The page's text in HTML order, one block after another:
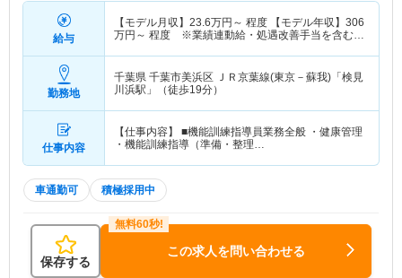
給与
【モデル月収】 23.6万円～ 程度 【モデル年収】 306
万円～ 程度 ※業績連動給・処遇改善手当を含む概
勤務地
千葉県 千葉市美浜区 ＪＲ京葉線(東京－蘇我)「検見
川浜駅」（徒歩19分）
仕事内容
【仕事内容】 ■機能訓練指導員業務全般 ・健康管理
・機能訓練指導（準備・整理…
車通勤可 積極採用中
保存する
この求人を問い合わせる